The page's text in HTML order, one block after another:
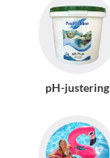
pH-justering